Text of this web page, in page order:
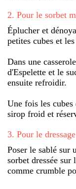
2. Pour le sorbet
Éplucher et
petites cubes et
Dans une
d'Espelette et le
ensuite refroidir.
Une fois les cubes
sirop froid et
3. Pour le dressage
Poser le sablé sur
sorbet dressée sur
comme crumble